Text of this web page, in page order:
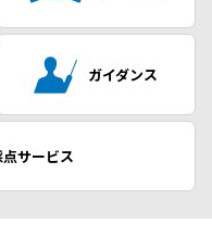
ガイダンス
サービス